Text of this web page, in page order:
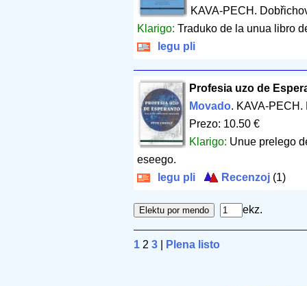
KAVA-PECH.
Klarigo: Traduko de la unua libro
legu pli
Profesia uzo de
Movado. KAVA-
Prezo: 10.50 €
Klarigo: Unue prelego
eseego.
legu pli
Recenzoj (1)
ekz.
1 2 3 Plena listo